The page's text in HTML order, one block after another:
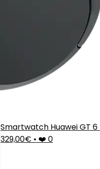
Smartwatch Huawei GT 6
329,00€ • ❤️ 0